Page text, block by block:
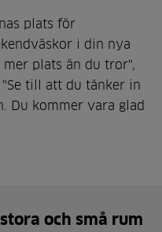
plats för
i din nya
plats än du tror",
till att du tänker in
Du kommer vara glad
och små rum